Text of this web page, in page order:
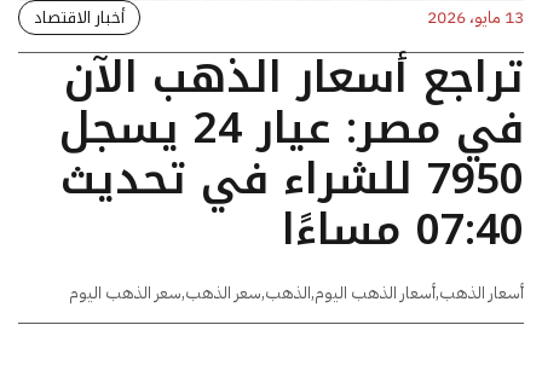
13 مايو، 2026 أخبار الاقتصاد
تراجع أسعار الذهب الآن
في مصر: عيار 24 يسجل
7950 للشراء في تحديث
07:40 مساءًا
أسعار الذهب,أسعار الذهب اليوم,الذهب,سعر الذهب,سعر الذهب اليوم